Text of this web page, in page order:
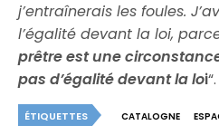
j’entraînerais les foules.
l’égalité devant la loi,
prêtre est une
pas d’égalité devant la loi“.
ÉTIQUETTES CATALOGNE